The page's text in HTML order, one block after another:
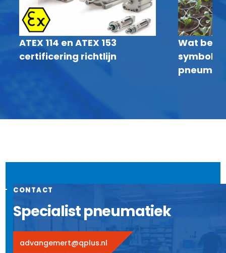
ATEX 114 en ATEX 153
certificering richtlijn
Wat
CONTACT
Specialist pneumatiek
advangemert@qplus.nl